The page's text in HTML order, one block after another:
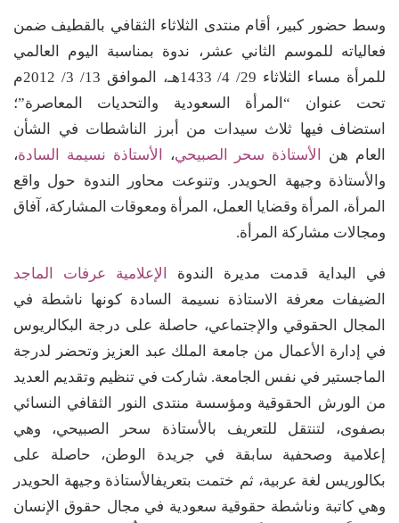
وسط حضور كبير، أقام منتدى الثلاثاء الثقافي بالقطيف ضمن
فعالياته للموسم الثاني عشر، ندوة بمناسبة اليوم العالمي
للمرأة مساء الثلاثاء 29/ 4/ 1433هـ، الموافق 13/ 3/ 2012م
تحت عنوان “المرأة السعودية والتحديات المعاصرة”؛
استضاف فيها ثلاث سيدات من أبرز الناشطات في الشأن
العام هن
الأستاذة سحر الصبيحي، الأستاذة نسيمة السادة،
والأستاذة وجيهة الحويدر. وتنوعت محاور الندوة حول واقع
المرأة، المرأة وقضايا العمل، المرأة ومعوقات المشاركة، آفاق
ومجالات مشاركة المرأة.
في البداية قدمت مديرة الندوة
الإعلامية عرفات الماجد
الضيفات معرفة الاستاذة نسيمة السادة كونها ناشطة في
المجال الحقوقي والإجتماعي، حاصلة على درجة البكالريوس
في إدارة الأعمال من جامعة الملك عبد العزيز وتحضر لدرجة
الماجستير في نفس الجامعة. شاركت في تنظيم وتقديم العديد
من الورش الحقوقية ومؤسسة منتدى النور الثقافي النسائي
بصفوى، لتنتقل للتعريف بالأستاذة سحر الصبيحي، وهي
إعلامية وصحفية سابقة في جريدة الوطن، حاصلة على
بكالوريس لغة عربية، ثم ختمت بتعريفالأستاذة وجيهة الحويدر
وهي كاتبة وناشطة حقوقية سعودية في مجال حقوق الإنسان